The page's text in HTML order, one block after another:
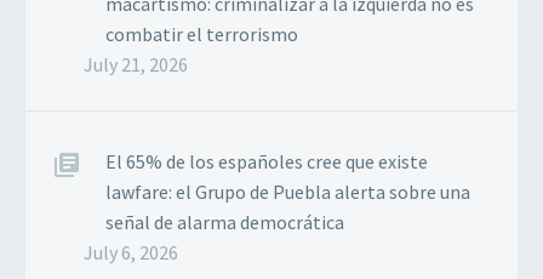
combatir el terrorismo
July 21, 2026
El 65% de los españoles cree que existe
lawfare: el Grupo de Puebla alerta sobre una
señal de alarma democrática
July 6, 2026